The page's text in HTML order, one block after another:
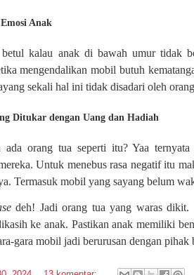
Anak
kalau anak di bawah umur tidak
mengendalikan mobil butuh
sekali hal ini tidak disadari oleh
Ditukar dengan Uang dan Hadiah
orang tua seperti itu? Yaa
Untuk menebus rasa negatif itu
Termasuk mobil yang sayang belum
deh! Jadi orang tua yang waras dikit.
ke anak. Pastikan anak memiliki
gara mobil jadi berurusan dengan